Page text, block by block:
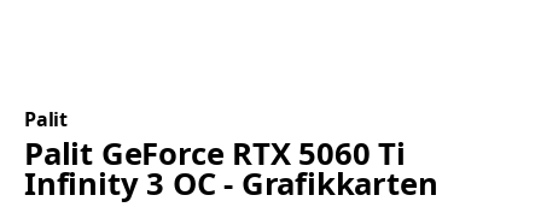
Palit
Palit GeForce RTX 5060 Ti
Infinity 3 OC - Grafikkarten